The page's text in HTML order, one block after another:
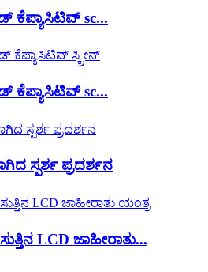
ಕೆಪ್ಯಾಸಿಟಿವ್ sc...
ಕೆಪ್ಯಾಸಿಟಿವ್ sc...
ಸ್ಪರ್ಶ ಪ್ರದರ್ಶನ
LCD ಜಾಹೀರಾತು...